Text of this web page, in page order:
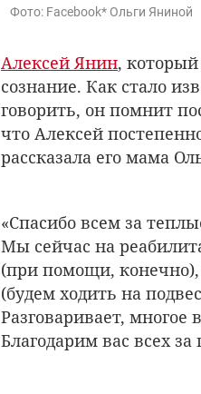
Фото: Facebook* Ольги Яниной
Алексей Янин,
сознание. Как стало
говорить, он помнит
что Алексей
рассказала его мама
«Спасибо всем за
Мы сейчас на
(при помощи, конечно),
(будем ходить на
Разговаривает,
Благодарим вас всех